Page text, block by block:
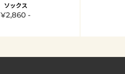
ソックス
¥2,860 -